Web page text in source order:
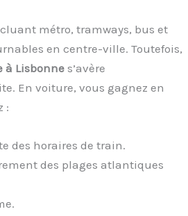
métro, tramways, bus et
en centre-ville. Toutefois,
à Lisbonnes’avère
En voiture, vous gagnez en
:
des horaires de train.
des plages atlantiques